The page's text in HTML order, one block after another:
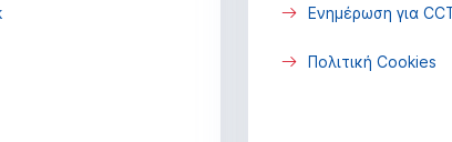
Ενημέρωση για
Πολιτική Cookies